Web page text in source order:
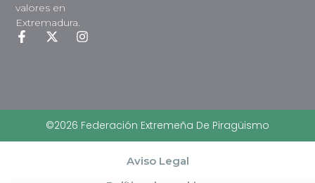
valores en
Extremadura.
©2026 Federación Extremeña De Piragüismo
Aviso Legal